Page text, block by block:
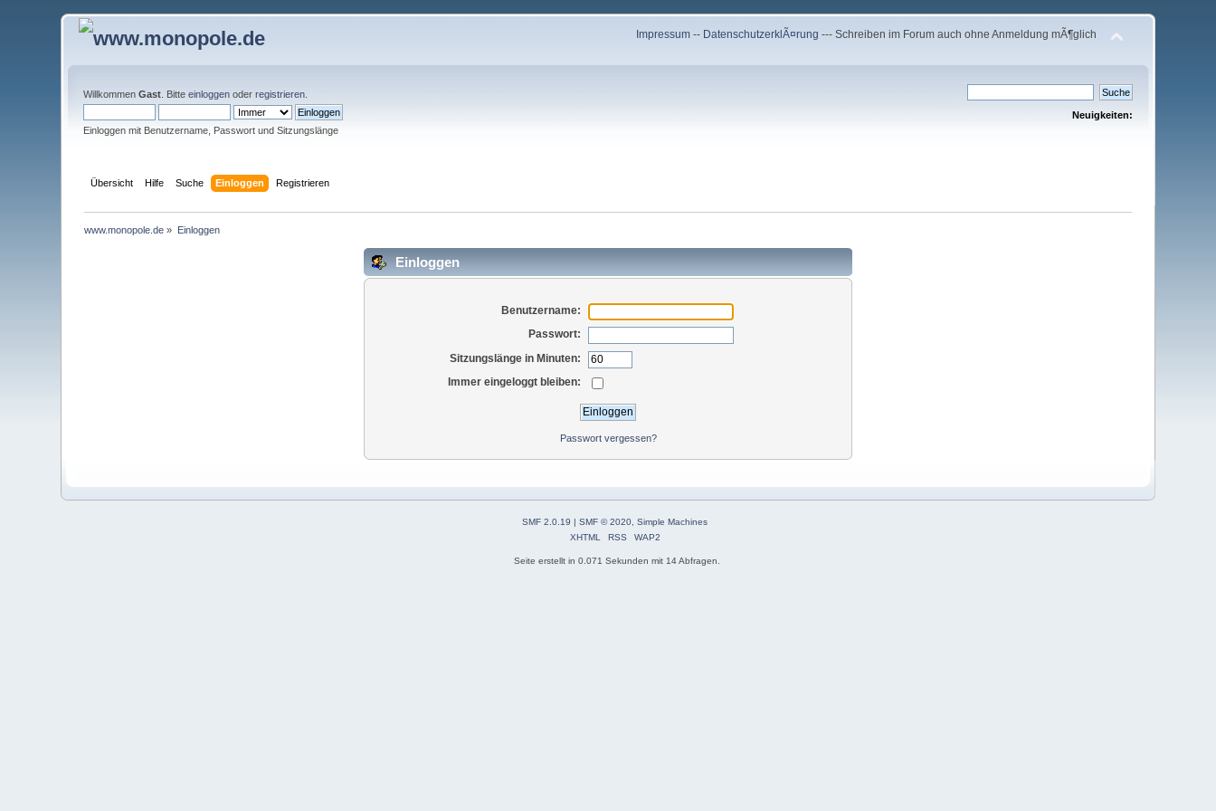
Impressum -- DatenschutzerklÃ¤rung --- Schreiben im Forum auch ohne Anmeldung mÃ¶glich
WillkommenGast . Bitteeinloggen oderregistrieren
Einloggen mit Benutzername, Passwort und Sitzungslänge
Neuigkeiten:
Übersicht Hilfe Suche Einloggen Registrieren
www.monopole.de » Einloggen
Einloggen
Benutzername:
Passwort:
Sitzungslänge in Minuten:
Immer eingeloggt bleiben:
Passwort vergessen?
SMF 2.0.19 SMF © 2020, Simple Machines
XHTML
RSS WAP2
Seite erstellt in 0.071 Sekunden mit 14 Abfragen.